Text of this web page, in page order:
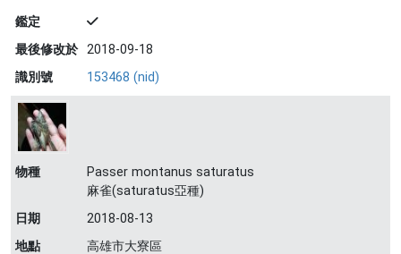
鑑定
最後修改於 2018-09-18
識別號
153468 (nid)
物種
Passer montanus saturatus
麻雀(saturatus亞種)
日期
2018-08-13
地點
高雄市大寮區